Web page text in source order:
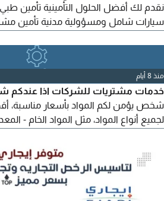
نقدم لك أفضل الحلول التأمينية تأمين
سيارات شامل ومسؤولية مدنية تأمين
منذ 8 أيام
خدمات مشتريات للشركات اذا عندكم
شخص يؤمن لكم المواد بأسعار مناسبة،
لجميع أنواع المواد، مثل المواد الخام -
أفضل الموردين، أقارن الأسعار، وأتابع
الاستلام. متاح للعمل مع الشركات داخل